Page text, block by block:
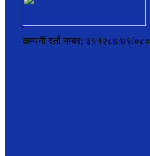
कम्पनी दर्ता नम्बर: ३११२८७/७९/०८०